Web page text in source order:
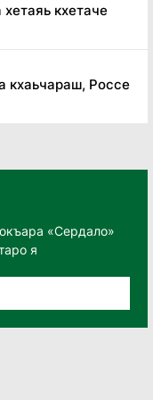
кхетаче
кхаьчараш, Россе
«Сердало»
я